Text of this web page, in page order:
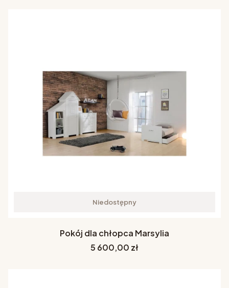
Niedostępny
Pokój dla chłopca Marsylia
Cena
5 600,00 zł